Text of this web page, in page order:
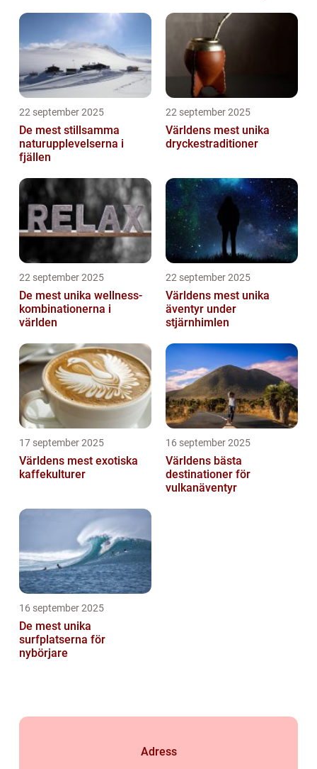
22 september 2025
De mest stillsamma
naturupplevelserna i
fjällen
22 september 2025
Världens mest unika
dryckestraditioner
22 september 2025
De mest unika wellness-
kombinationerna i
världen
22 september 2025
Världens mest unika
äventyr under
stjärnhimlen
17 september 2025
Världens mest exotiska
kaffekulturer
16 september 2025
Världens bästa
destinationer för
vulkanäventyr
16 september 2025
De mest unika
surfplatserna för
nybörjare
Adress